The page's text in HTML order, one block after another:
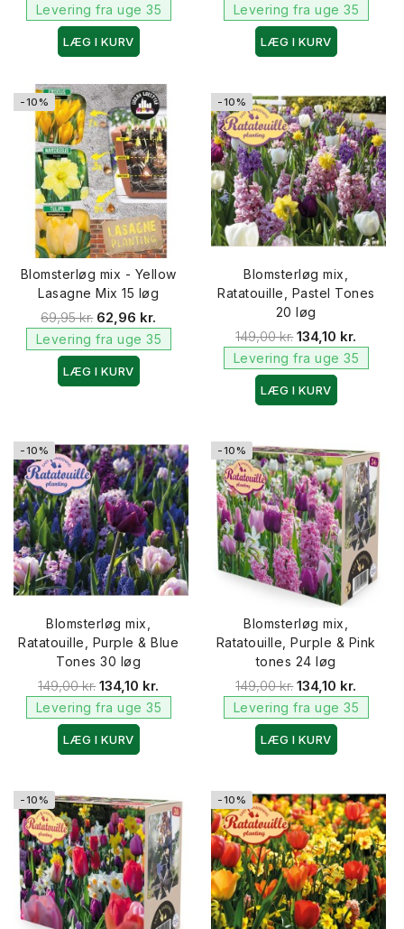
Levering fra uge 35
LÆG I KURV
Levering fra uge 35
LÆG I KURV
-10%
Blomsterløg mix - Yellow
Lasagne Mix 15 løg
69,95 kr. 62,96 kr.
Levering fra uge 35
LÆG I KURV
-10%
Blomsterløg mix,
Ratatouille, Pastel Tones
20 løg
149,00 kr. 134,10 kr.
Levering fra uge 35
LÆG I KURV
-10%
Blomsterløg mix,
Ratatouille, Purple & Blue
Tones 30 løg
149,00 kr. 134,10 kr.
Levering fra uge 35
LÆG I KURV
-10%
Blomsterløg mix,
Ratatouille, Purple & Pink
tones 24 løg
149,00 kr. 134,10 kr.
Levering fra uge 35
LÆG I KURV
-10% -10%